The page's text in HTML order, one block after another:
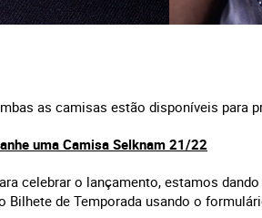
as camisas estão disponíveis para
uma Camisa Selknam 21/22
celebrar o lançamento, estamos
Bilhete de Temporada usando o